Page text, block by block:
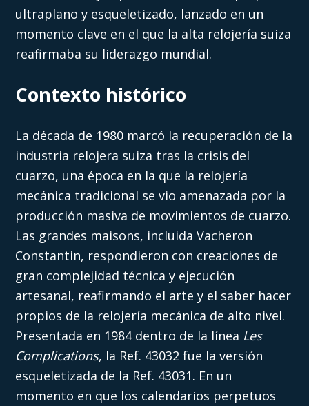
ultraplano y esqueletizado, lanzado en un
momento clave en el que la alta relojería suiza
reafirmaba su liderazgo mundial.
Contexto histórico
La década de 1980 marcó la recuperación de la
industria relojera suiza tras la crisis del
cuarzo, una época en la que la relojería
mecánica tradicional se vio amenazada por la
producción masiva de movimientos de cuarzo.
Las grandes maisons, incluida Vacheron
Constantin, respondieron con creaciones de
gran complejidad técnica y ejecución
artesanal, reafirmando el arte y el saber hacer
propios de la relojería mecánica de alto nivel.
Presentada en 1984 dentro de la línea Les
Complications, la Ref. 43032 fue la versión
esqueletizada de la Ref. 43031. En un
momento en que los calendarios perpetuos